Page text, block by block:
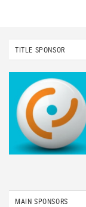
TITLE SPONSOR
MAIN SPONSORS